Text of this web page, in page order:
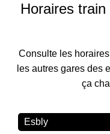
Horaires
Consulte les
les autres gares des
ça
Esbly